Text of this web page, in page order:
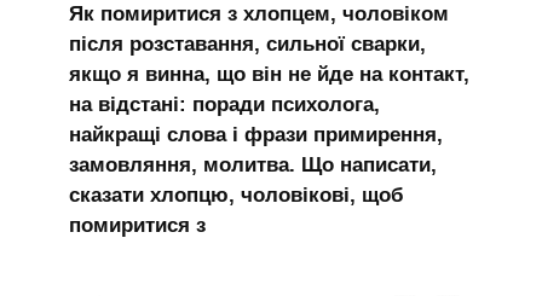
Як помиритися з хлопцем, чоловіком
після розставання, сильної сварки,
якщо я винна, що він не йде на контакт,
на відстані: поради психолога,
найкращі слова і фрази примирення,
замовляння, молитва. Що написати,
сказати хлопцю, чоловікові, щоб
помиритися з